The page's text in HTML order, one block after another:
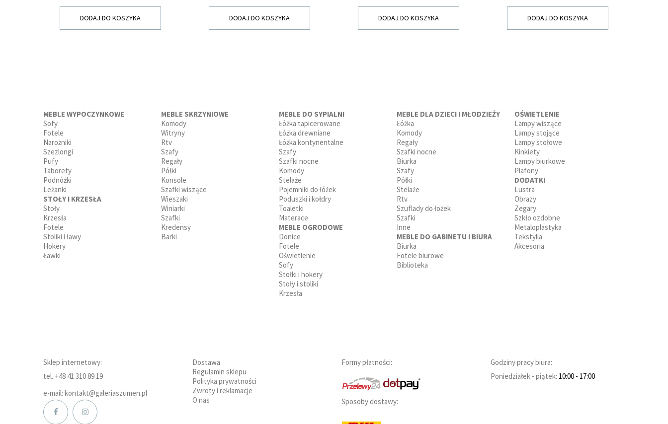
DODAJ DO KOSZYKA DODAJ DO KOSZYKA DODAJ DO KOSZYKA DODAJ DO KOSZYKA
MEBLE WYPOCZYNKOWE
Sofy
Fotele
Narożniki
Szezlongi
Pufy
Taborety
Podnóżki
Leżanki
STOŁY I KRZESŁA
Stoły
Krzesła
Fotele
Stoliki i ławy
Hokery
Ławki
MEBLE SKRZYNIOWE
Komody
Witryny
Rtv
Szafy
Regały
Półki
Konsole
Szafki wiszące
Wieszaki
Winiarki
Szafki
Kredensy
Barki
MEBLE DO SYPIALNI
Łóżka tapicerowane
Łóżka drewniane
Łóżka kontynentalne
Szafy
Szafki nocne
Komody
Stelaże
Pojemniki do łóżek
Poduszki i kołdry
Toaletki
Materace
MEBLE OGRODOWE
Donice
Fotele
Oświetlenie
Sofy
Stołki i hokery
Stoły i stoliki
Krzesła
MEBLE DLA DZIECI I MŁODZIEŻY
Łóżka
Komody
Regały
Szafki nocne
Biurka
Szafy
Półki
Stelaże
Rtv
Szuflady do łożek
Szafki
Inne
MEBLE DO GABINETU I BIURA
Biurka
Fotele biurowe
Biblioteka
OŚWIETLENIE
Lampy wiszące
Lampy stojące
Lampy stołowe
Kinkiety
Lampy biurkowe
Plafony
DODATKI
Lustra
Obrazy
Zegary
Szkło ozdobne
Metaloplastyka
Tekstylia
Akcesoria
Sklep internetowy:
tel. +48 41 310 89 19
e-mail: kontakt@galeriaszumen.pl
Dostawa
Regulamin sklepu
Polityka prywatności
Zwroty i reklamacje
O nas
Formy płatności:
Sposoby dostawy:
Godziny pracy biura:
Poniedziałek - piątek: 10:00 - 17:00